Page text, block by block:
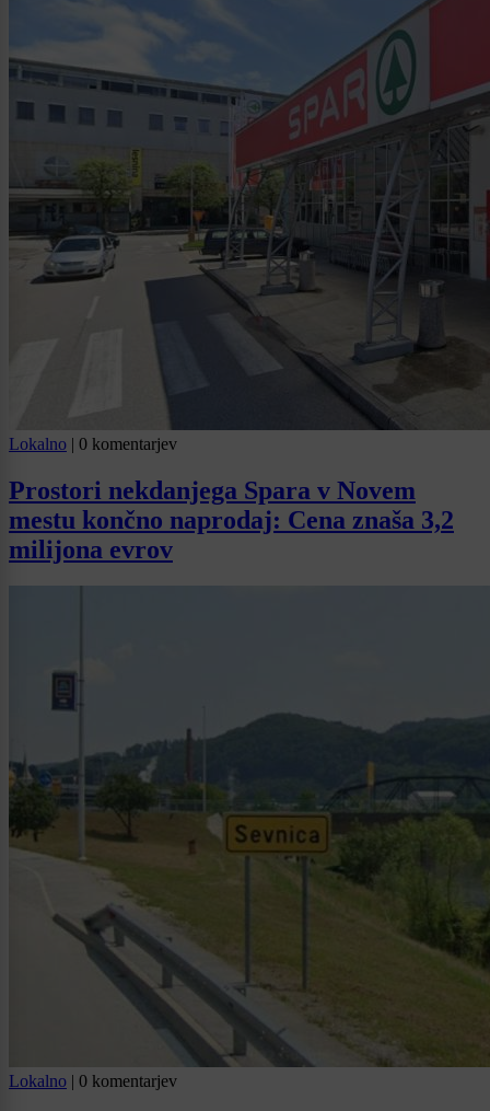
Lokalno | 0 komentarjev
Prostori nekdanjega Spara v Novem
mestu končno naprodaj: Cena znaša 3,2
milijona evrov
Lokalno | 0 komentarjev